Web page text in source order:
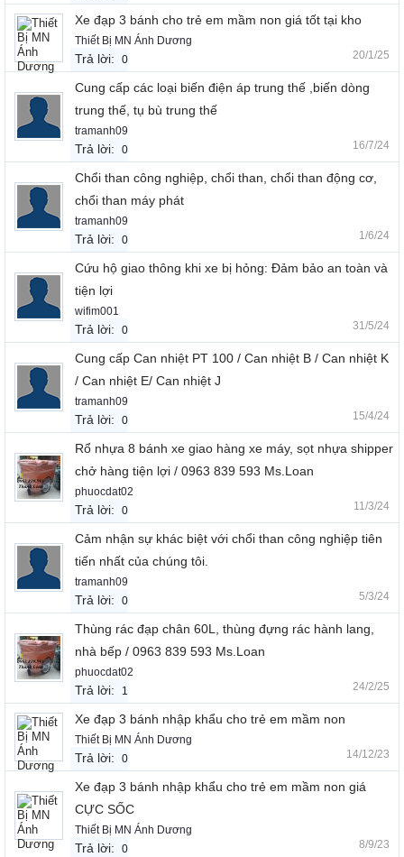
Xe đạp 3 bánh cho trẻ em mầm non giá tốt tại kho
Thiết Bị MN Ánh Dương
Trả lời: 0 20/1/25
Cung cấp các loại biến điện áp trung thế ,biến dòng
trung thế, tụ bù trung thế
tramanh09
Trả lời: 0 16/7/24
Chổi than công nghiệp, chổi than, chổi than động cơ,
chổi than máy phát
tramanh09
Trả lời: 0 1/6/24
Cứu hộ giao thông khi xe bị hỏng: Đảm bảo an toàn và
tiện lợi
wifim001
Trả lời: 0 31/5/24
Cung cấp Can nhiệt PT 100 / Can nhiệt B / Can nhiệt K
/ Can nhiệt E/ Can nhiệt J
tramanh09
Trả lời: 0 15/4/24
Rổ nhựa 8 bánh xe giao hàng xe máy, sọt nhựa shipper
chở hàng tiện lợi / 0963 839 593 Ms.Loan
phuocdat02
Trả lời: 0 11/3/24
Cảm nhận sự khác biệt với chổi than công nghiệp tiên
tiến nhất của chúng tôi.
tramanh09
Trả lời: 0 5/3/24
Thùng rác đạp chân 60L, thùng đựng rác hành lang,
nhà bếp / 0963 839 593 Ms.Loan
phuocdat02
Trả lời: 1 24/2/25
Xe đạp 3 bánh nhập khẩu cho trẻ em mầm non
Thiết Bị MN Ánh Dương
Trả lời: 0 14/12/23
Xe đạp 3 bánh nhập khẩu cho trẻ em mầm non giá
CỰC SỐC
Thiết Bị MN Ánh Dương
Trả lời: 0 8/9/23